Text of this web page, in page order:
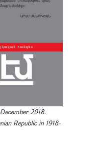
2018.
Republic in 1918-